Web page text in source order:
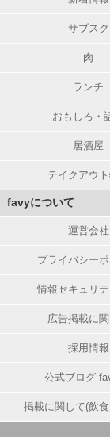
サブスク
肉
ランチ
おもしろ・
居酒屋
テイクアウ
favyについて
運営会社
プライバシー
情報セキュリ
広告掲載に
採用情報
公式ブログ
掲載に関して(飲